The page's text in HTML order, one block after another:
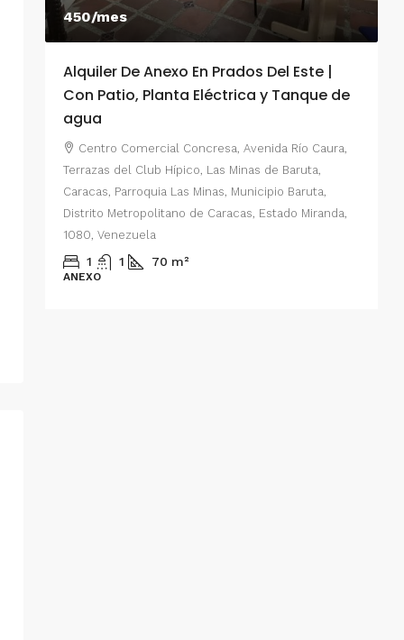
de
450/mes
Alquiler De Anexo En Prados Del Este |
Con Patio, Planta Eléctrica y Tanque de
agua
Centro Comercial Concresa, Avenida Río Caura,
Terrazas del Club Hípico, Las Minas de Baruta,
Caracas, Parroquia Las Minas, Municipio Baruta,
Distrito Metropolitano de Caracas, Estado Miranda,
1080, Venezuela
1 1 70 m²
ANEXO